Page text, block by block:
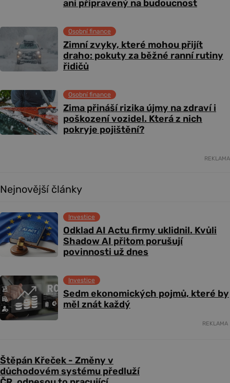
ani připravený na budoucnost
Zimní zvyky, které mohou přijít
draho: pokuty za běžné ranní rutiny
řidičů
Osobní finance
Zima přináší rizika újmy na zdraví i
poškození vozidel. Která z nich
pokryje pojištění?
Osobní finance
REKLAMA
Nejnovější články
Odklad AI Actu firmy uklidnil. Kvůli
Shadow AI přitom porušují
povinnosti už dnes
Investice
Sedm ekonomických pojmů, které by
měl znát každý
Investice
REKLAMA
Štěpán Křeček - Změny v
důchodovém systému předluží